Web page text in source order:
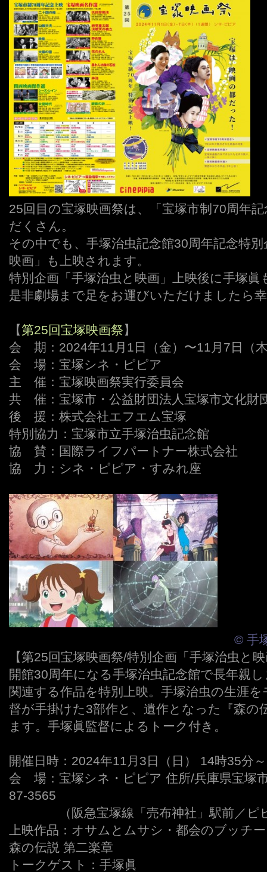
25回目の宝塚映画祭は、「宝塚市制70周年
だくさん。
その中でも、手塚治虫記念館30周年記念特
映画」も上映されます。
特別企画「手塚治虫と映画」上映後に手塚
是非劇場まで足をお運びいただけましたら
【第25回宝塚映画祭】
会 期：2024年11月1日（金）〜11月7日（
会 場：宝塚シネ・ピピア
主 催：宝塚映画祭実行委員会
共 催：宝塚市・公益財団法人宝塚市文化財
後 援：株式会社エフエム宝塚
特別協力：宝塚市立手塚治虫記念館
協 賛：国際ライフパートナー株式会社
協 力：シネ・ピピア・すみれ座
© 手
【第25回宝塚映画祭/特別企画「手塚治虫と
開館30周年になる手塚治虫記念館で長年親
関連する作品を特別上映。手塚治虫の生涯
督が手掛けた3部作と、遺作となった『森の
ます。手塚眞監督によるトーク付き。
開催日時：2024年11月3日（日） 14時35分～
会 場：宝塚シネ・ピピア 住所/兵庫県宝塚
87-3565
（阪急宝塚線「売布神社」駅前／
上映作品：オサムとムサシ・都会のブッチ
森の伝説 第二楽章
トークゲスト：手塚眞